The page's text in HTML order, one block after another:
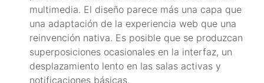
multimedia. El diseño parece más una capa que
una adaptación de la experiencia web que una
reinvención nativa. Es posible que se produzcan
superposiciones ocasionales en la interfaz, un
desplazamiento lento en las salas activas y
notificaciones básicas.